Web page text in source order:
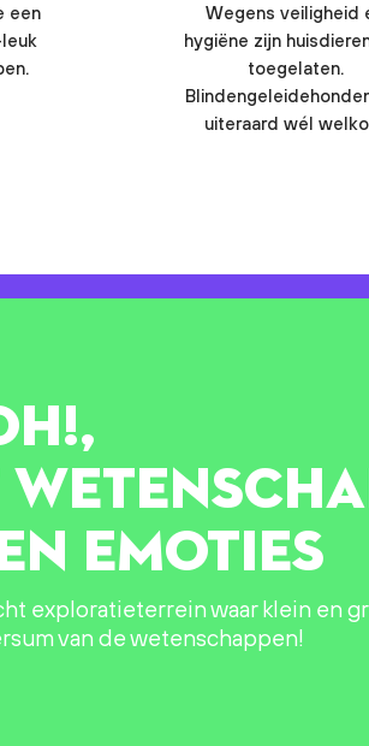
een
Wegens veiligheid
hygiëne zijn
toegelaten.
uiteraard wél
,
EMOTIES
exploratieterrein waar klein en
van de wetenschappen!